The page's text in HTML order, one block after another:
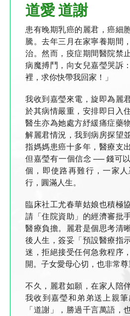
道愛 道謝
患有晚期乳癌的麗君，癌細
騰。去年三月在家寧養期間
治。然而，疫症期間醫院禁
病魔搏鬥，向女兒嘉瑩哭訴
裡，求你快帶我回家！」
我收到嘉瑩來電，旋即為麗
於其病情嚴重，安排即日入
醫生亦為她處方紓緩痛症藥
解麗君情況，我到病房探望
指媽媽患癌十多年，醫療支
但嘉瑩有一個信念 ── 錢可
個，即使路再難行，一家
行，圓滿人生。
臨床社工尤春華姑娘也積極
請「住院資助」的經濟審批
醫療負擔。麗君是個思考清
後人生，簽妥「預設醫療指
迷，拒絕接受任何急救程序
開。子女愛母心切，也非常尊
不久，麗君如願，在家人陪
我收到嘉瑩和弟弟送上親
「道謝」，勝過千言萬語，